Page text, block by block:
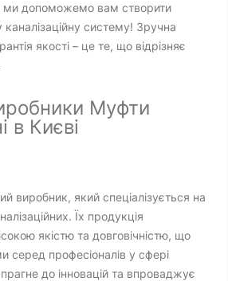
ми допоможемо вам створити
каналізаційну систему! Зручна
якості – це те, що відрізняє
Муфти
в Києві
виробник, який спеціалізується на
Їх продукція
якістю та довговічністю, що
серед професіоналів у сфері
до інновацій та впроваджує